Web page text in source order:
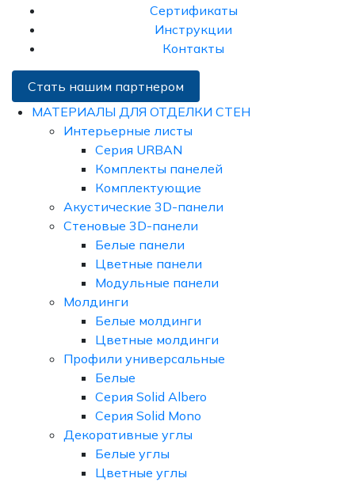
Сертификаты
Инструкции
Контакты
Стать нашим партнером
МАТЕРИАЛЫ ДЛЯ ОТДЕЛКИ СТЕН
Интерьерные листы
Серия URBAN
Комплекты панелей
Комплектующие
Акустические 3D-панели
Стеновые 3D-панели
Белые панели
Цветные панели
Модульные панели
Молдинги
Белые молдинги
Цветные молдинги
Профили универсальные
Белые
Серия Solid Albero
Серия Solid Mono
Декоративные углы
Белые углы
Цветные углы